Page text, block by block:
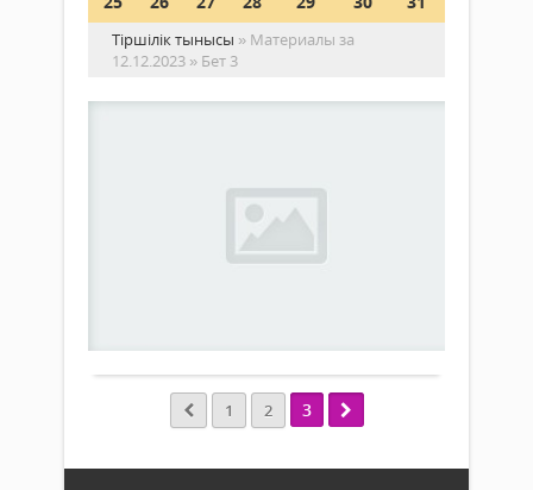
Тіршілік тынысы » Материалы за
12.12.2023 » Бет 3
1 2 3